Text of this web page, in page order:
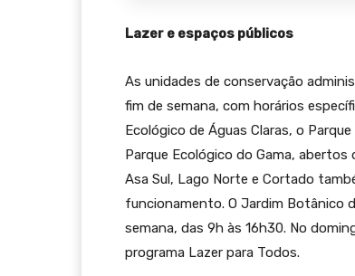
Lazer e espaços públicos
As unidades de conservação
fim de semana, com horários
Ecológico de Águas Claras, o
Parque Ecológico do Gama, abertos
Asa Sul, Lago Norte e Cortado
funcionamento. O Jardim Botânico
semana, das 9h às 16h30. No
programa Lazer para Todos.